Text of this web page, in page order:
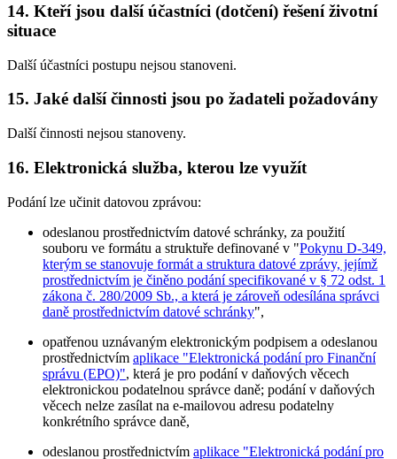
14. Kteří jsou další účastníci (dotčení) řešení životní
situace
Další účastníci postupu nejsou stanoveni.
15. Jaké další činnosti jsou po žadateli požadovány
Další činnosti nejsou stanoveny.
16. Elektronická služba, kterou lze využít
Podání lze učinit datovou zprávou:
odeslanou prostřednictvím datové schránky, za použití
souboru ve formátu a struktuře definované v "Pokynu D-349,
kterým se stanovuje formát a struktura datové zprávy, jejímž
prostřednictvím je činěno podání specifikované v § 72 odst. 1
zákona č. 280/2009 Sb., a která je zároveň odesílána správci
daně prostřednictvím datové schránky",
opatřenou uznávaným elektronickým podpisem a odeslanou
prostřednictvím aplikace "Elektronická podání pro Finanční
správu (EPO)", která je pro podání v daňových věcech
elektronickou podatelnou správce daně; podání v daňových
věcech nelze zasílat na e-mailovou adresu podatelny
konkrétního správce daně,
odeslanou prostřednictvím aplikace "Elektronická podání pro